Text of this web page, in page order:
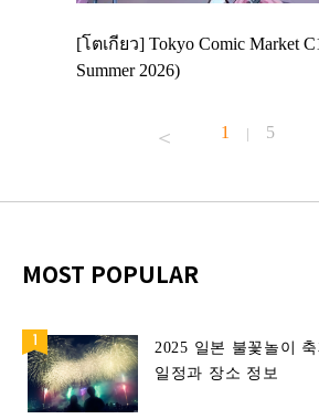
[โตเกียว] Tokyo Comic Market
Summer 2026)
1 | 5
MOST POPULAR
2025 일본 불꽃놀이
일정과 장소 정보